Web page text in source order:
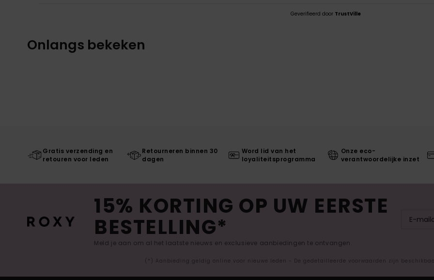
Geverifieerd door TrustVille
Onlangs bekeken
Gratis verzending en
retouren voor leden
Retourneren binnen 30
dagen
Word lid van het
loyaliteitsprogramma
Onze eco-
verantwoordelijke inzet
15% KORTING OP UW EERSTE
BESTELLING*
Meld je aan om al het laatste nieuws en exclusieve aanbiedingen te ontvangen.
(*) Aanbieding geldig online voor nieuwe leden - De gedetailleerde voorwaarden zijn